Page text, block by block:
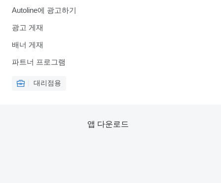
Autoline에 광고하기
광고 게재
배너 게재
파트너 프로그램
대리점용
앱 다운로드